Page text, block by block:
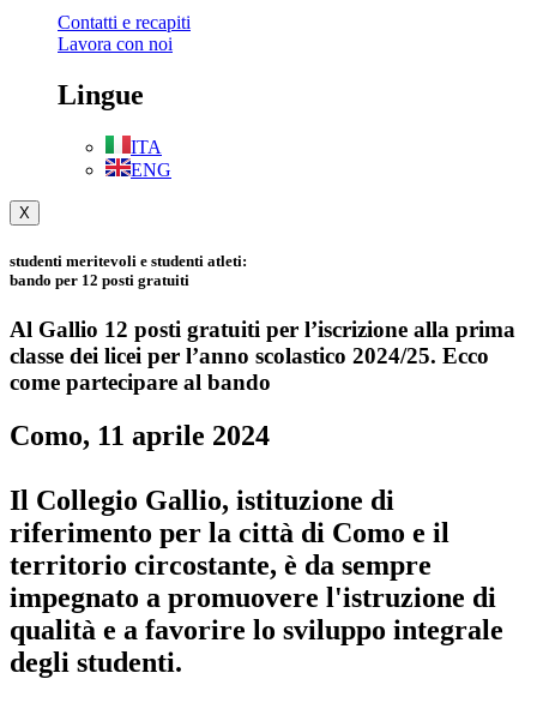
Contatti e recapiti
Lavora con noi
Lingue
ITA
ENG
X
studenti meritevoli e studenti atleti:
bando per 12 posti gratuiti
Al Gallio 12 posti gratuiti per l’iscrizione alla prima
classe dei licei per l’anno scolastico 2024/25. Ecco
come partecipare al bando
Como, 11 aprile 2024
Il Collegio Gallio, istituzione di
riferimento per la città di Como e il
territorio circostante, è da sempre
impegnato a promuovere l'istruzione di
qualità e a favorire lo sviluppo integrale
degli studenti.